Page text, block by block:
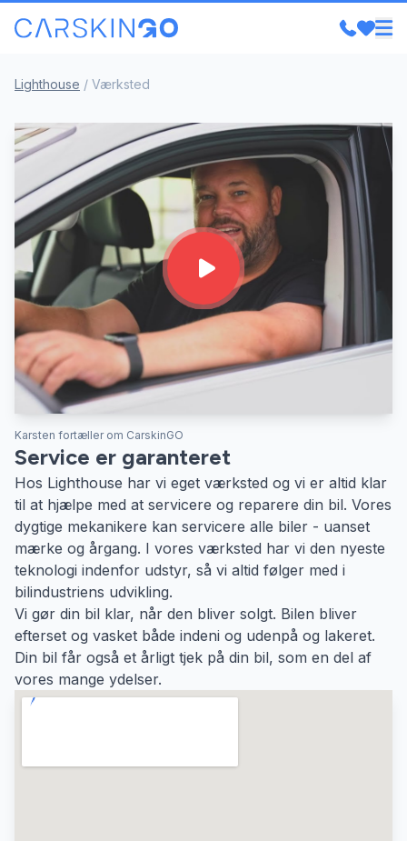
Lighthouse / Værksted
Karsten fortæller om CarskinGO
Service er garanteret
Hos Lighthouse har vi eget værksted og vi er altid klar
til at hjælpe med at servicere og reparere din bil. Vores
dygtige mekanikere kan servicere alle biler - uanset
mærke og årgang. I vores værksted har vi den nyeste
teknologi indenfor udstyr, så vi altid følger med i
bilindustriens udvikling.
Vi gør din bil klar, når den bliver solgt. Bilen bliver
efterset og vasket både indeni og udenpå og lakeret.
Din bil får også et årligt tjek på din bil, som en del af
vores mange ydelser.